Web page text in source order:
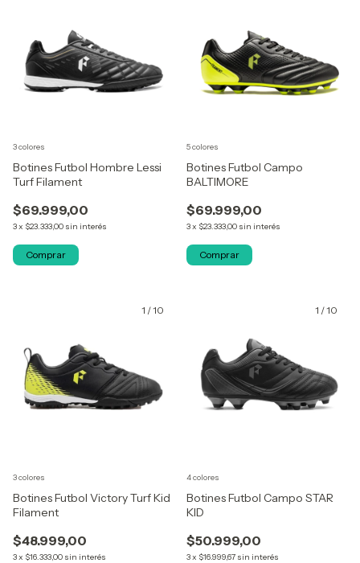
Botines Futbol Hombre Lessi
Turf Filament
$69.999,00
3x $23.333,00 sin interés
3 colores
Comprar
Botines Futbol Campo
BALTIMORE
$69.999,00
3x $23.333,00 sin interés
5 colores
Comprar
1 /10
Botines Futbol Victory Turf Kid
Filament
$48.999,00
3x $16.333,00 sin interés
3 colores
1 /10
Botines Futbol Campo STAR
KID
$50.999,00
3x $16.999,67 sin interés
4 colores